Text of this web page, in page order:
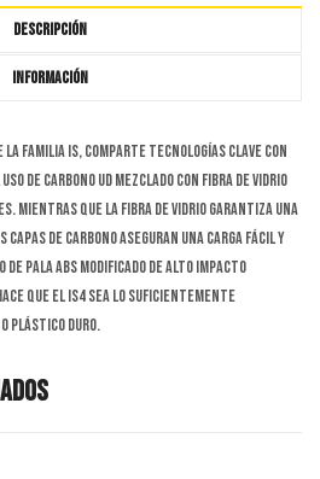
DESCRIPCIÓN
INFORMACIÓN
la familia IS, comparte tecnologías clave con
de carbono UD mezclado con fibra de vidrio
Mientras que la fibra de vidrio garantiza una
de carbono aseguran una carga fácil y
pala ABS modificado de alto impacto
que el IS4 sea lo suficientemente
plástico duro.